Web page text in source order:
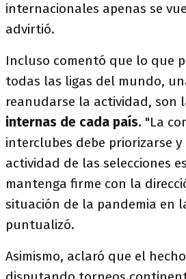
internacionales apenas se
advirtió.
Incluso comentó que lo que
todas las ligas del mundo,
reanudarse la actividad, son
internas de cada país. "La
interclubes debe priorizarse y
actividad de las selecciones
mantenga firme con la
situación de la pandemia en
puntualizó.
Asimismo, aclaró que el